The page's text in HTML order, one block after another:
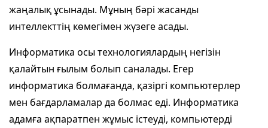
жаңалық ұсынады. Мұның бәрі жасанды
интеллекттің көмегімен жүзеге асады.
Информатика осы технологиялардың негізін
қалайтын ғылым болып саналады. Егер
информатика болмағанда, қазіргі компьютерлер
мен бағдарламалар да болмас еді. Информатика
адамға ақпаратпен жұмыс істеуді, компьютерді